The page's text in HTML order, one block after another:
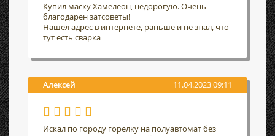
Купил маску Хамелеон, недорогую. Очень
благодарен затсоветы!
Нашел адрес в интернете, раньше и не знал, что
тут есть сварка
Алексей 11.04.2023 09:11
Искал по городу горелку на полуавтомат без